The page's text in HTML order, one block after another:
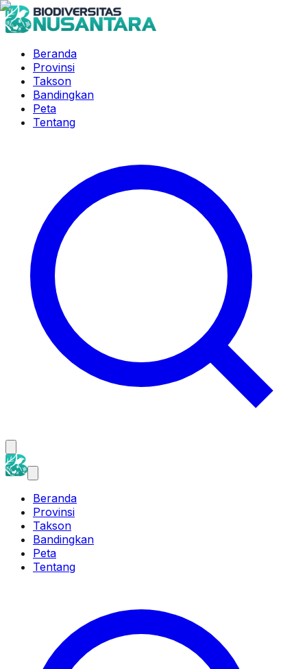
Beranda
Provinsi
Takson
Bandingkan
Peta
Tentang
Beranda
Provinsi
Takson
Bandingkan
Peta
Tentang